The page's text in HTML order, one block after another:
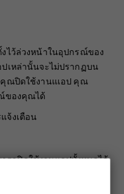
ไว้ล่วงหน้าในอุปกรณ์ของ
เหล่านั้นจะไม่ปรากฏบน
ณปิดใช้งานแเอป คุณ
ของคุณได้
จ้งเตือน
รถปิดใช้งานแอปทั้งหมดได้
ปที่ถูกลบออกไป แอปที่ติด